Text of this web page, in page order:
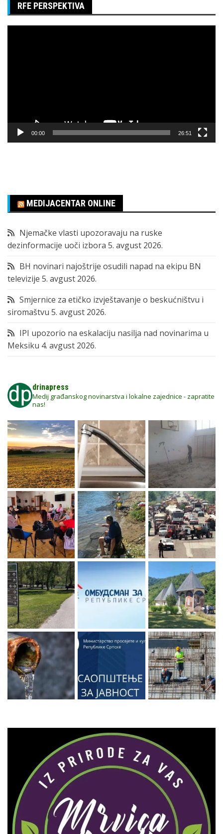
RFE PERSPEKTIVA
00:00 26:51
MEDIJACENTAR ONLINE
Njemačke vlasti upozoravaju na ruske
dezinformacije uoči izbora 5. avgust 2026.
BH novinari najoštrije osudili napad na ekipu BN
televizije 5. avgust 2026.
Smjernice za etičko izvještavanje o beskućništvu i
siromaštvu 5. avgust 2026.
IPI upozorio na eskalaciju nasilja nad novinarima u
Meksiku 4. avgust 2026.
drinapress
Medij građanskog novinarstva i lokalne zajednice - zapratite
nas!